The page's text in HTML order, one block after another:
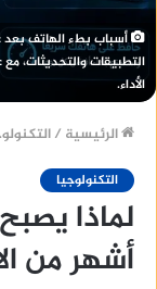
أسباب بطء الهاتف بعد
التطبيقات والتحديثات،
الأداء.
الرئيسية /
التكنولوجيا
لماذا
أشهر من